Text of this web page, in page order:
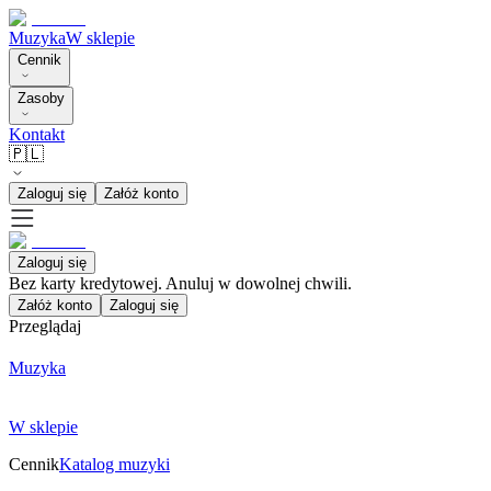
MuzykaW sklepie
Cennik
Zasoby
Kontakt
🇵🇱
Zaloguj się Załóż konto
Zaloguj się
Bez karty kredytowej. Anuluj w dowolnej chwili.
Załóż konto Zaloguj się
Przeglądaj
Muzyka
W sklepie
CennikKatalog muzyki